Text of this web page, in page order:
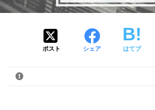
ポスト シェア はてブ